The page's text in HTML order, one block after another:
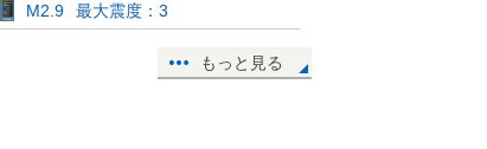
M2.9
最大震度：3
もっと見る